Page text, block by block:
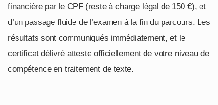
financière par le CPF (reste à charge légal de 150 €), et
d’un passage fluide de l’examen à la fin du parcours. Les
résultats sont communiqués immédiatement, et le
certificat délivré atteste officiellement de votre niveau de
compétence en traitement de texte.